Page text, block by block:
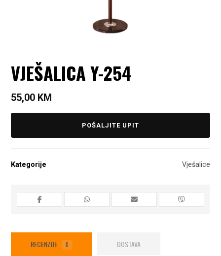
VJEŠALICA Y-254
55,00 KM
POŠALJITE UPIT
Kategorije Vješalice
RECENZIJE 0 DOSTAVA